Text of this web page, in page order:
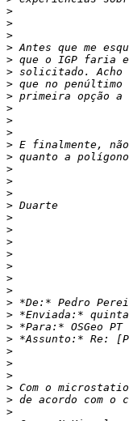
>
>
>
>
>
>
>
>
>
>
>
>
>
>
>
>
>
>
>
>
>
>
>
>
> *De:* Pedro
>
>
>
>
>
>
>
>
>